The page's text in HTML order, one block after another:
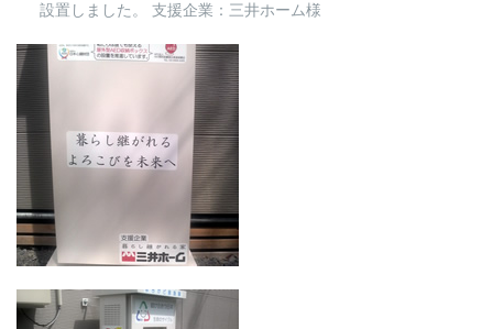
設置しました。
支援企業：三井ホーム様